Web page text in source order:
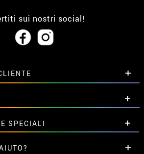
sui nostri social!
SPECIALI